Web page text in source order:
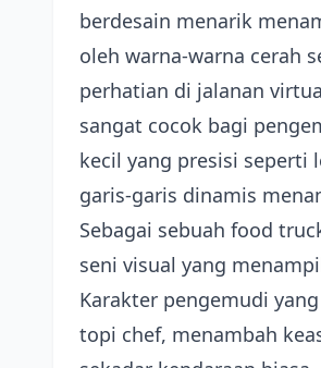
berdesain menarik
oleh warna-warna cerah
perhatian di jalanan
sangat cocok bagi
kecil yang presisi seperti
garis-garis dinamis
Sebagai sebuah food
seni visual yang
Karakter pengemudi
topi chef, menambah